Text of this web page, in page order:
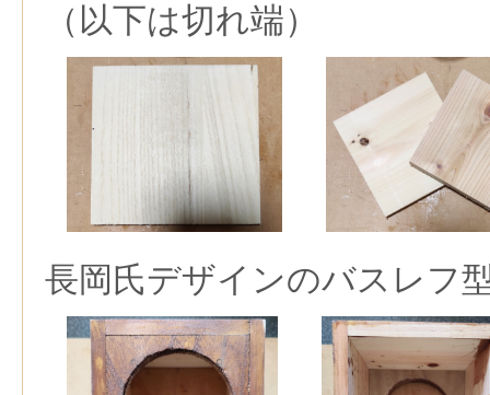
（以下は切れ端）
長岡氏デザインのバスレフ